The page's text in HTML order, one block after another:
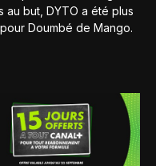
au but, DYTO a été plus
Doumbé de Mango.